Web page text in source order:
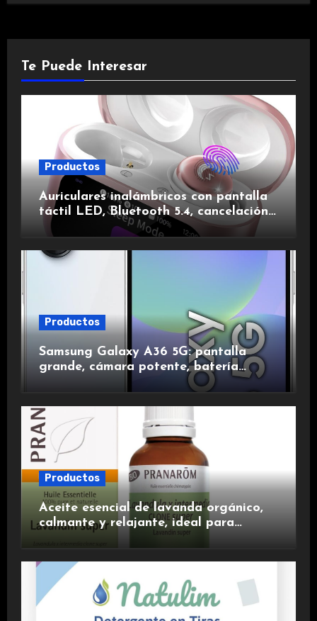
Te Puede Interesar
Productos
Auriculares inalámbricos con pantalla
táctil LED, Bluetooth 5.4, cancelación
de ruido, impermeables y de larga
duración.
Productos
Samsung Galaxy A36 5G: pantalla
grande, cámara potente, batería
duradera y carga rápida para una
Productos
Aceite esencial de lavanda orgánico,
calmante y relajante, ideal para